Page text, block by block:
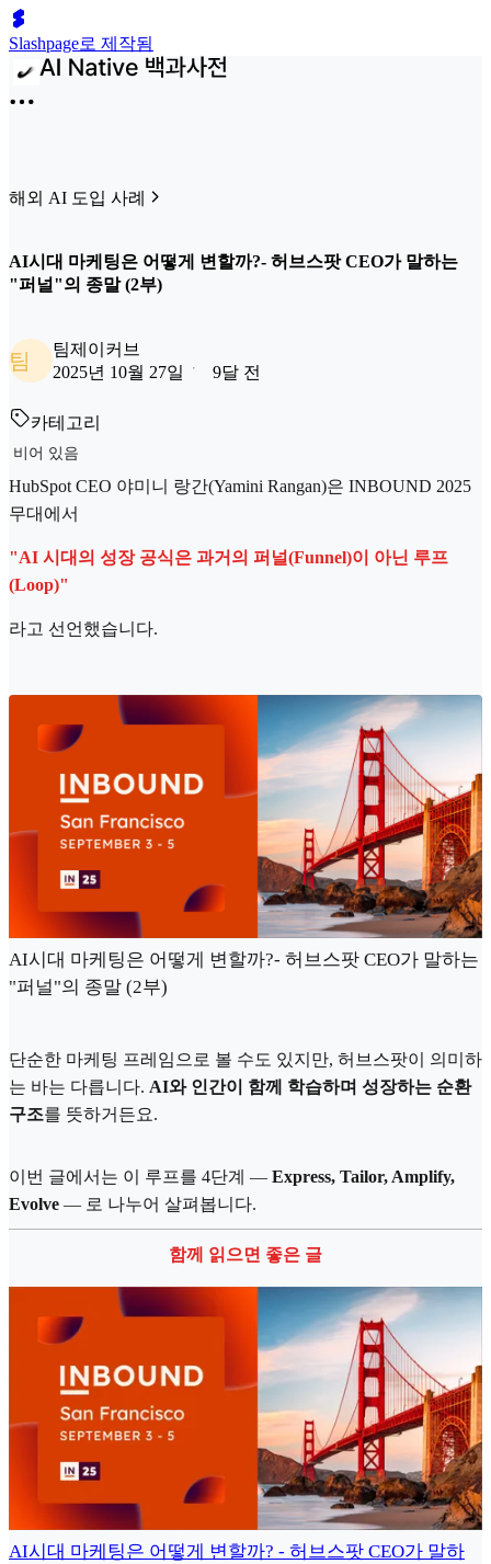
Slashpage로 제작됨
해외 AI 도입 사례
AI시대 마케팅은 어떻게 변할까?- 허브스팟 CEO가 말하는
"퍼널"의 종말 (2부)
팀
팀제이커브
2025년 10월 27일
9달 전
카테고리
비어 있음
HubSpot CEO 야미니 랑간(Yamini Rangan)은 INBOUND 2025
무대에서
"AI 시대의 성장 공식은 과거의 퍼널(Funnel)이 아닌 루프
(Loop)"
라고 선언했습니다.
AI시대 마케팅은 어떻게 변할까?- 허브스팟 CEO가 말하는
"퍼널"의 종말 (2부)
단순한 마케팅 프레임으로 볼 수도 있지만, 허브스팟이 의미하
는 바는 다릅니다. AI와 인간이 함께 학습하며 성장하는 순환
구조를 뜻하거든요.
이번 글에서는 이 루프를 4단계 — Express, Tailor, Amplify,
Evolve — 로 나누어 살펴봅니다.
함께 읽으면 좋은 글
AI시대 마케팅은 어떻게 변할까? - 허브스팟 CEO가 말하